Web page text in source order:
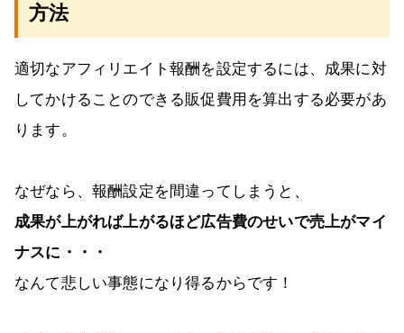
方法
適切なアフィリエイト報酬を設定するには、成果に対
してかけることのできる販促費用を算出する必要があ
ります。
なぜなら、報酬設定を間違ってしまうと、
成果が上がれば上がるほど広告費のせいで売上がマイ
ナスに・・・
なんて悲しい事態になり得るからです！